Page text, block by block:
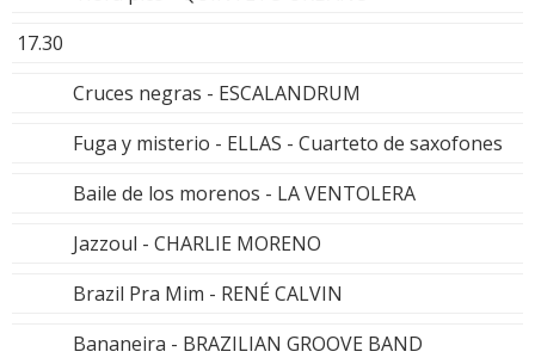
17.30
Cruces negras - ESCALANDRUM
Fuga y misterio - ELLAS - Cuarteto de saxofones
Baile de los morenos - LA VENTOLERA
Jazzoul - CHARLIE MORENO
Brazil Pra Mim - RENÉ CALVIN
Bananeira - BRAZILIAN GROOVE BAND